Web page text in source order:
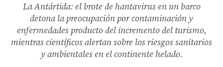
La Antártida: el brote de hantavirus en un barco
detona la preocupación por contaminación y
enfermedades producto del incremento del turismo,
mientras científicos alertan sobre los riesgos sanitarios
y ambientales en el continente helado.